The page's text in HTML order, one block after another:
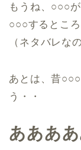
もうね、○○○
○○○するとこ
（ネタバレな
あとは、昔
う・・
あああ